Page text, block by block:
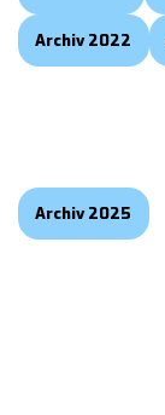
Archiv 2022
Archiv 2025